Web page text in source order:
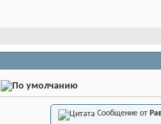
Сообщение от